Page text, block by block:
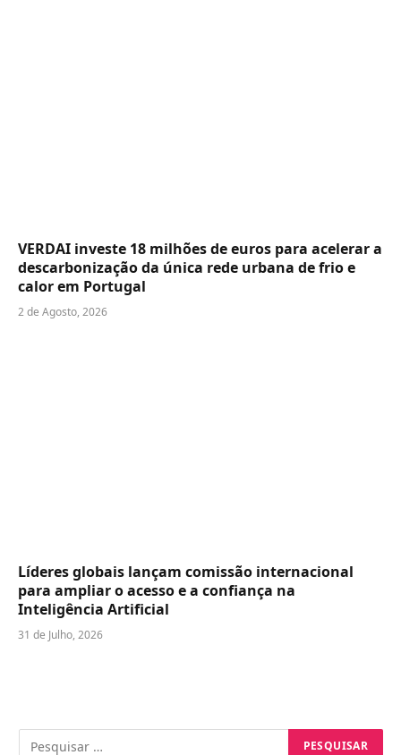
VERDAI investe 18 milhões de euros para acelerar a
descarbonização da única rede urbana de frio e
calor em Portugal
2 de Agosto, 2026
Líderes globais lançam comissão internacional
para ampliar o acesso e a confiança na
Inteligência Artificial
31 de Julho, 2026